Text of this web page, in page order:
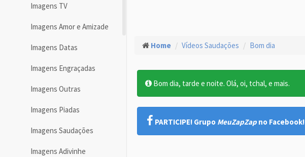
Imagens TV
Imagens Amor e Amizade
Imagens Datas
Imagens Engraçadas
Imagens Outras
Imagens Piadas
Imagens Saudações
Imagens Adivinhe
Home Vídeos Saudações Bom dia
Bom dia, tarde e noite. Olá, oi, tchal, e mais.
PARTICIPE! Grupo MeuZapZap no Facebook!